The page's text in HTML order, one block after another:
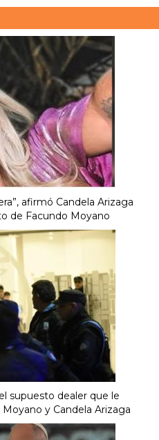
afirmó Candela Arizaga
de Facundo Moyano
supuesto dealer que le
y Candela Arizaga